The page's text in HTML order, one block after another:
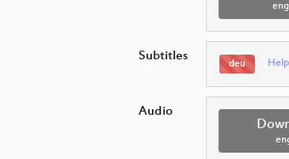
eng
Subtitles deu
Audio